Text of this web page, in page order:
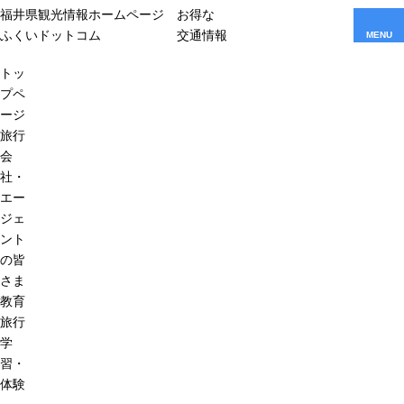
福井県観光情報ホームページ
ふくいドットコム
お得な
交通情報
MENU
トッ
プペ
ージ
旅行
会
社・
エー
ジェ
ント
の皆
さま
教育
旅行
学
習・
体験